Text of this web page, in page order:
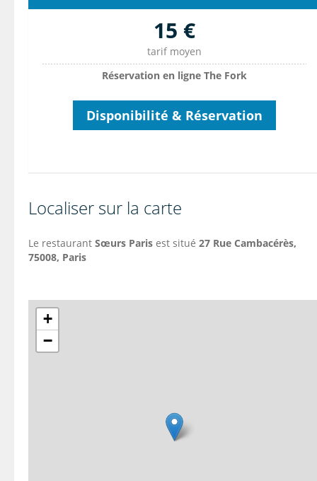
15 €
tarif moyen
Réservation en ligne The Fork
Disponibilité & Réservation
Localiser sur la carte
Le restaurant Sœurs Paris est situé 27 Rue Cambacérès,
75008, Paris
+
−